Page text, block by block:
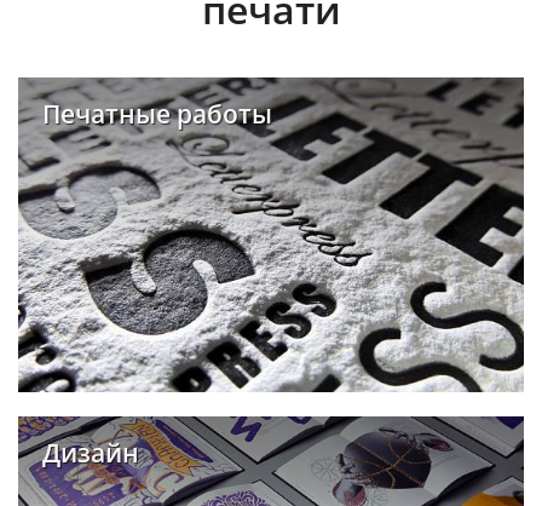
Печатные работы
Дизайн